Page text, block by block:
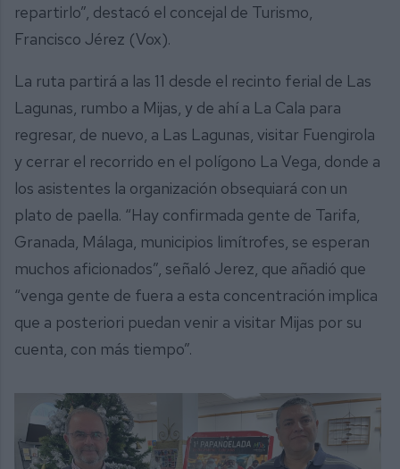
repartirlo”, destacó el concejal de Turismo,
Francisco Jérez (Vox).
La ruta partirá a las 11 desde el recinto ferial de Las
Lagunas, rumbo a Mijas, y de ahí a La Cala para
regresar, de nuevo, a Las Lagunas, visitar Fuengirola
y cerrar el recorrido en el polígono La Vega, donde a
los asistentes la organización obsequiará con un
plato de paella. “Hay confirmada gente de Tarifa,
Granada, Málaga, municipios limítrofes, se esperan
muchos aficionados”, señaló Jerez, que añadió que
“venga gente de fuera a esta concentración implica
que a posteriori puedan venir a visitar Mijas por su
cuenta, con más tiempo”.